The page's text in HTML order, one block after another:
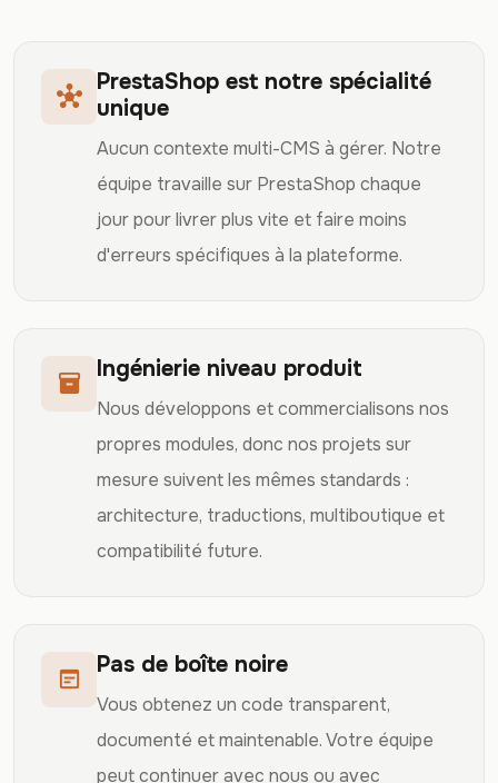
hub
PrestaShop est notre spécialité
unique
Aucun contexte multi-CMS à gérer. Notre
équipe travaille sur PrestaShop chaque
jour pour livrer plus vite et faire moins
d'erreurs spécifiques à la plateforme.
inventory_2
Ingénierie niveau produit
Nous développons et commercialisons nos
propres modules, donc nos projets sur
mesure suivent les mêmes standards :
architecture, traductions, multiboutique et
compatibilité future.
wysiwyg
Pas de boîte noire
Vous obtenez un code transparent,
documenté et maintenable. Votre équipe
peut continuer avec nous ou avec